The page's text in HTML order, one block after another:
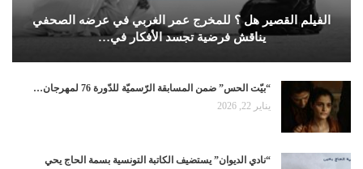
الفيلم القصير هل ؟ للمخرج عمر الغربي في عرضه الصحفي
يناقش فرضية تجسد الأفكار في…
“بيّت الحس” ضمن المسابقة الرّسميّة للدّورة 76 لمهرجان…
يناير 22, 2026
“نادي الديوان” يستضيف الكاتبة التونسية بسمة الحاج يحي